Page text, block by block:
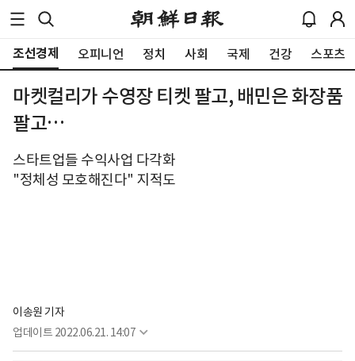
조선경제 오피니언 정치 사회 국제 건강 스포츠
마켓컬리가 수영장 티켓 팔고, 배민은 화장품
팔고…
스타트업들 수익사업 다각화
"정체성 모호해진다" 지적도
이송원 기자
업데이트 2022.06.21. 14:07